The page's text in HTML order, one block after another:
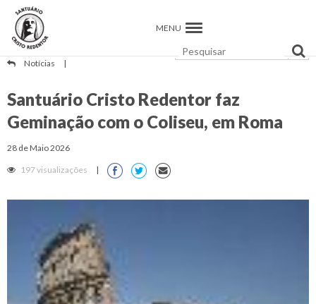
MENU
Notícias |
Santuário Cristo Redentor faz
Geminação com o Coliseu, em Roma
28 de Maio 2026
197 visualizações |